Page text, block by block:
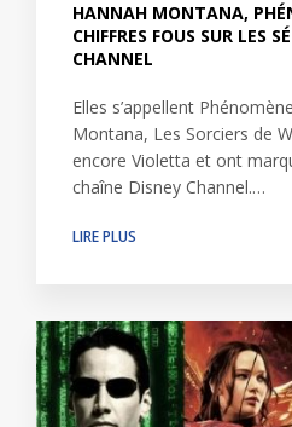
HANNAH MONTANA,
CHIFFRES FOUS SUR LES
CHANNEL
Elles s’appellent
Montana, Les Sorciers de
encore Violetta et ont
chaîne Disney Channel.…
LIRE PLUS